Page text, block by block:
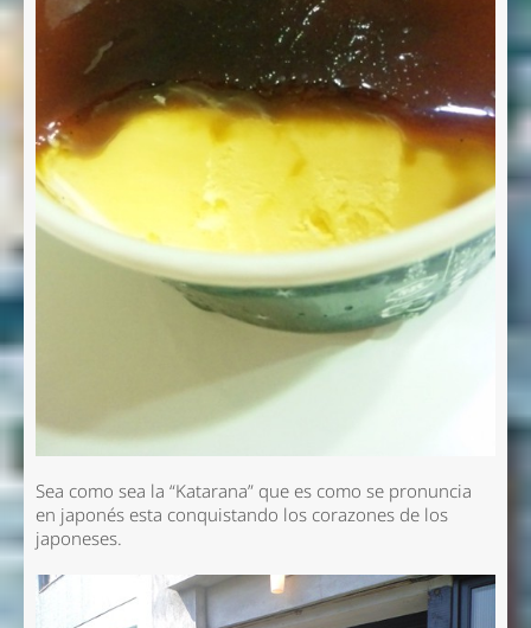
Sea como sea la “Katarana” que es como se pronuncia
en japonés esta conquistando los corazones de los
japoneses.